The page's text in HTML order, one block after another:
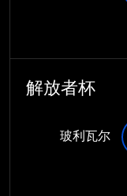
解放者杯
玻利瓦尔